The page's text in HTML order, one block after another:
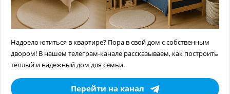
Надоело ютиться в квартире? Пора в свой дом с собственным
двором! В нашем телеграм-канале рассказываем, как построить
тёплый и надёжный дом для семьи.
Перейти на канал